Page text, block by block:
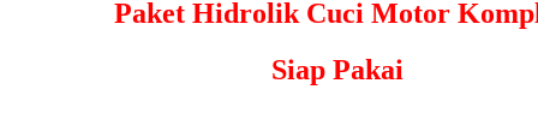
Paket Hidrolik Cuci Motor
Siap Pakai